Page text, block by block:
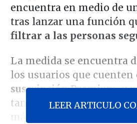
encuentra en medio de
tras lanzar una función
filtrar a las personas
La medida se encuentra
los usuarios que cuenten
suscripción Premium, y
tanto la estatura mínima
máxima deseada para los
LEER ARTICULO